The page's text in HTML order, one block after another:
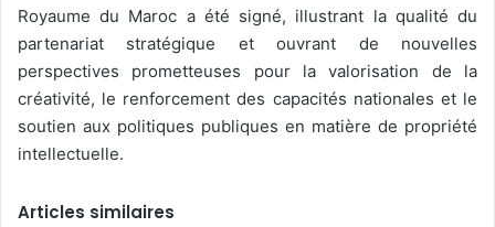
Royaume du Maroc a été signé, illustrant la qualité du
partenariat stratégique et ouvrant de nouvelles
perspectives prometteuses pour la valorisation de la
créativité, le renforcement des capacités nationales et le
soutien aux politiques publiques en matière de propriété
intellectuelle.
Articles similaires